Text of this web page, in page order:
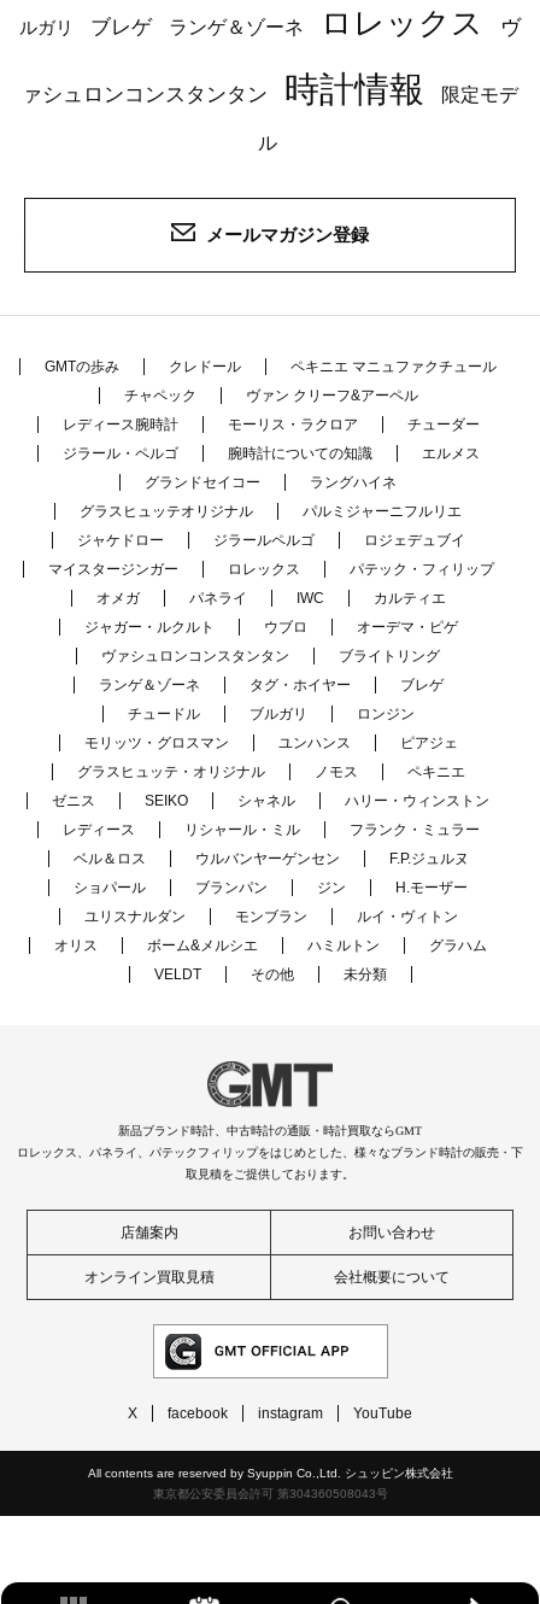
ルガリ ブレゲ ランゲ＆ゾーネ ロレックス ヴ
ァシュロンコンスタンタン 時計情報 限定モデ
ル
メールマガジン登録
GMTの歩み クレドール
ペキニエ マニュファクチュール
チャペック
ヴァン クリーフ&アーペル
レディース腕時計
モーリス・ラクロア
チューダー
ジラール・ペルゴ
腕時計についての知識
エルメス
グランドセイコー
ラングハイネ
グラスヒュッテオリジナル
パルミジャーニフルリエ
ジャケドロー
ジラールペルゴ
ロジェデュブイ
マイスタージンガー
ロレックス
パテック・フィリップ
オメガ
パネライ IWC
カルティエ
ジャガー・ルクルト
ウブロ
オーデマ・ピゲ
ヴァシュロンコンスタンタン
ブライトリング
ランゲ＆ゾーネ
タグ・ホイヤー
ブレゲ
チュードル
ブルガリ
ロンジン
モリッツ・グロスマン
ユンハンス
ピアジェ
グラスヒュッテ・オリジナル
ノモス
ペキニエ
ゼニス
SEIKO シャネル
ハリー・ウィンストン
レディース
リシャール・ミル
フランク・ミュラー
ベル＆ロス
ウルバンヤーゲンセン
F.P.ジュルヌ
ショパール
ブランパン ジン
H.モーザー
ユリスナルダン
モンブラン
ルイ・ヴィトン
オリス
ボーム&メルシエ ハミルトン
グラハム
VELDT
その他 未分類
新品ブランド時計、中古時計の通販・時計買取ならGMT
ロレックス、パネライ、パテックフィリップをはじめとした、様々なブランド時計の販売・下
取見積をご提供しております。
店舗案内 お問い合わせ
オンライン買取見積 会社概要について
X facebook instagram YouTube
All contents are reserved by Syuppin Co.,Ltd. シュッピン株式会社
東京都公安委員会許可 第304360508043号